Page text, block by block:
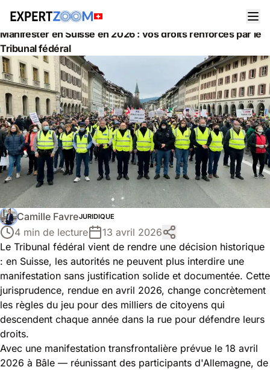
Actualités
Juridique
Manifester en Suisse en 2026 : vos droits renforcés par le
Tribunal fédéral
Camille FavreJURIDIQUE
4 min de lecture
13 avril 2026
Le Tribunal fédéral vient de rendre une décision historique
: en Suisse, les autorités ne peuvent plus interdire une
manifestation sans justification solide et documentée. Cette
jurisprudence, rendue en avril 2026, change concrètement
les règles du jeu pour des milliers de citoyens qui
descendent chaque année dans la rue pour défendre leurs
droits.
Avec une manifestation transfrontalière prévue le 18 avril
2026 à Bâle — réunissant des participants d'Allemagne, de